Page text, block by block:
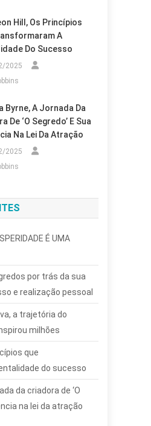
A
Do Sucesso
2025
De ‘O Segredo’ E Sua
Na Lei Da Atração
2025
É UMA
por trás da sua
e realização pessoal
a trajetória do
milhões
que
do sucesso
da criadora de ‘O
na lei da atração